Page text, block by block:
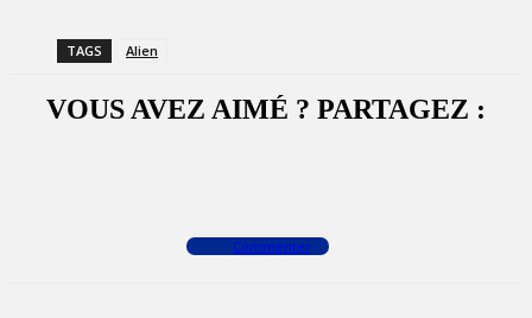
TAGS Alien
VOUS AVEZ AIMÉ ? PARTAGEZ :
Commenter